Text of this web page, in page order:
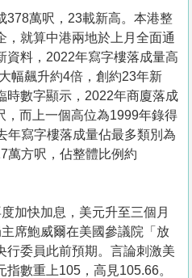
378萬呎，23載新高。本港整
，就算中港兩地於上月全面通
資料，2022年寫字樓落成量高
幅飆升約4倍，創約23年新
時數字顯示，2022年商廈落成
，而上一個高位為1999年錄得
年寫字樓落成量佔最多類別為
萬方呎，佔整體比例約
加快加息，美元升至三個月
席鮑威爾在美國參議院「放
行委員此前預期。言論刺激美
數重上105，高見105.66。